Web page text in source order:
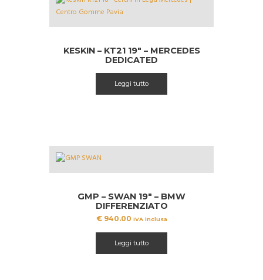
KESKIN – KT21 19″ – MERCEDES
DEDICATED
Leggi tutto
GMP – SWAN 19″ – BMW
DIFFERENZIATO
€940.00 IVA inclusa
Leggi tutto